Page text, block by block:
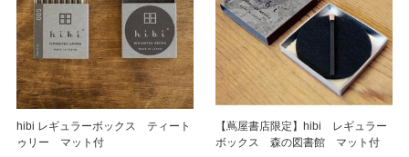
hibi レギュラーボックス ティート
ゥリー マット付
【蔦屋書店限定】hibi レギュラー
ボックス 森の図書館 マット付